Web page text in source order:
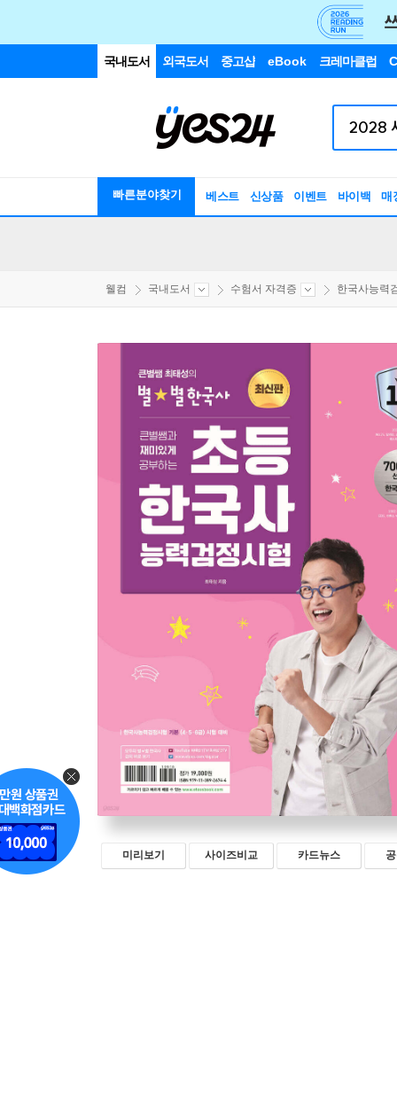
국내도서 외국도서 중고샵 eBook 크레마클럽
빠른분야찾기 베스트 신상품 이벤트 바이백 매
웰컴 국내도서 수험서 자격증 한국사능력
미리보기 사이즈비교 카드뉴스